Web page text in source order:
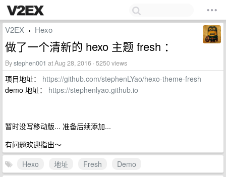
V2EX › Hexo
做了一个清新的 hexo 主题 fresh ：
Bystephen001 at Aug 28, 2016 · 5250 views
项目地址： https://github.com/stephenLYao/hexo-theme-fresh
demo 地址： https://stephenlyao.github.io
暂时没写移动版... 准备后续添加...
有问题欢迎指出～
Hexo
地址 Fresh
Demo